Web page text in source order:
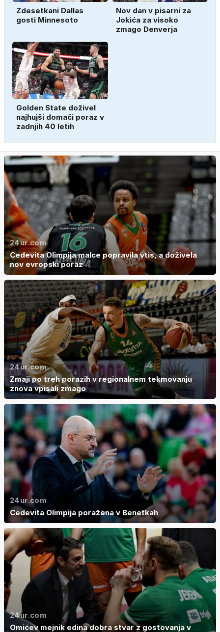
Zdesetkani Dallas
gosti Minnesoto
Nov dan v pisarni za
Jokića za visoko
zmago Denverja
Golden State doživel
najhujši domači poraz v
zadnjih 40 letih
24ur.com
Cedevita Olimpija malce popravila vtis, a doživela
nov evropski poraz
24ur.com
Zmaji po treh porazih v regionalnem tekmovanju
znova vpisali zmago
24ur.com
Cedevita Olimpija poražena v Benetkah
24ur.com
Omićev mejnik edina dobra stvar z gostovanja v